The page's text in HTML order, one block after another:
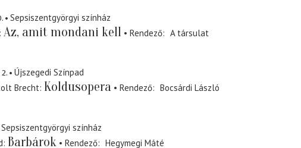
Sepsiszentgyörgyi színház
Az, amit mondani kell Rendező
A társulat
Újszegedi Színpad
Brecht Koldusopera Rendező
Bocsárdi László
Sepsiszentgyörgyi színház
Barbárok Rendező Hegymegi Máté